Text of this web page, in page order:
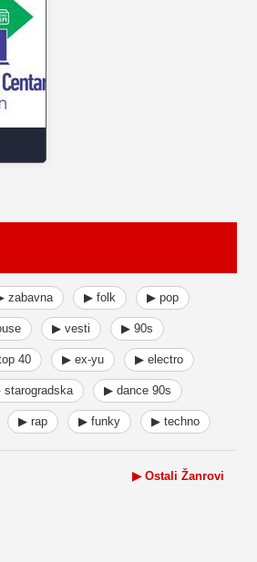
zabavna ▶ folk ▶ pop
▶ vesti ▶ 90s
40 ▶ ex-yu ▶ electro
starogradska ▶ dance 90s
▶ rap ▶ funky ▶ techno
▶ Ostali Žanrovi